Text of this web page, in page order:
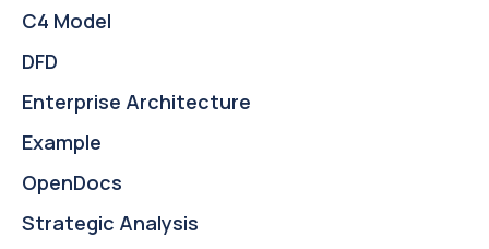
C4 Model
DFD
Enterprise Architecture
Example
OpenDocs
Strategic Analysis